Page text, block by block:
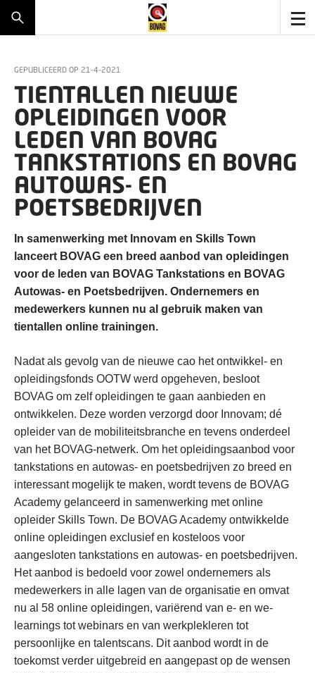
GEPUBLICEERD OP 21-4-2021
TIENTALLEN NIEUWE
OPLEIDINGEN VOOR
LEDEN VAN BOVAG
TANKSTATIONS EN BOVAG
AUTOWAS- EN
POETSBEDRIJVEN
In samenwerking met Innovam en Skills Town
lanceert BOVAG een breed aanbod van opleidingen
voor de leden van BOVAG Tankstations en BOVAG
Autowas- en Poetsbedrijven. Ondernemers en
medewerkers kunnen nu al gebruik maken van
tientallen online trainingen.
Nadat als gevolg van de nieuwe cao het ontwikkel- en
opleidingsfonds OOTW werd opgeheven, besloot
BOVAG om zelf opleidingen te gaan aanbieden en
ontwikkelen. Deze worden verzorgd door Innovam; dé
opleider van de mobiliteitsbranche en tevens onderdeel
van het BOVAG-netwerk. Om het opleidingsaanbod voor
tankstations en autowas- en poetsbedrijven zo breed en
interessant mogelijk te maken, wordt tevens de BOVAG
Academy gelanceerd in samenwerking met online
opleider Skills Town. De BOVAG Academy ontwikkelde
online opleidingen exclusief en kosteloos voor
aangesloten tankstations en autowas- en poetsbedrijven.
Het aanbod is bedoeld voor zowel ondernemers als
medewerkers in alle lagen van de organisatie en omvat
nu al 58 online opleidingen, variërend van e- en we-
learnings tot webinars en van werkplekleren tot
persoonlijke en talentscans. Dit aanbod wordt in de
toekomst verder uitgebreid en aangepast op de wensen